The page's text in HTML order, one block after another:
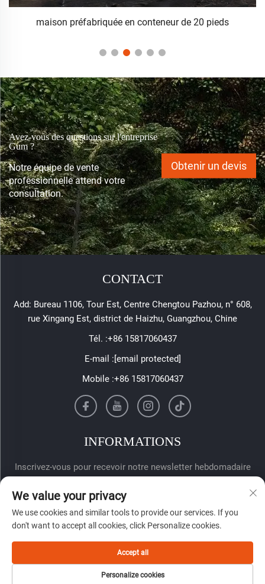
maison préfabriquée en conteneur de 20 pieds
Avez-vous des questions sur l'entreprise
Gum ?
Notre équipe de vente
professionnelle attend votre
consultation.
Obtenir un devis
CONTACT
Add: Bureau 1106, Tour Est, Centre Chengtou Pazhou, n° 608,
rue Xingang Est, district de Haizhu, Guangzhou, Chine
Tél. :+86 15817060437
E-mail :[email protected]
Mobile :+86 15817060437
INFORMATIONS
Inscrivez-vous pour recevoir notre newsletter hebdomadaire
Envoyer
We value your privacy
We use cookies and similar tools to provide our services. If you
don't want to accept all cookies, click Personalize cookies.
Personalize cookies
Accept all